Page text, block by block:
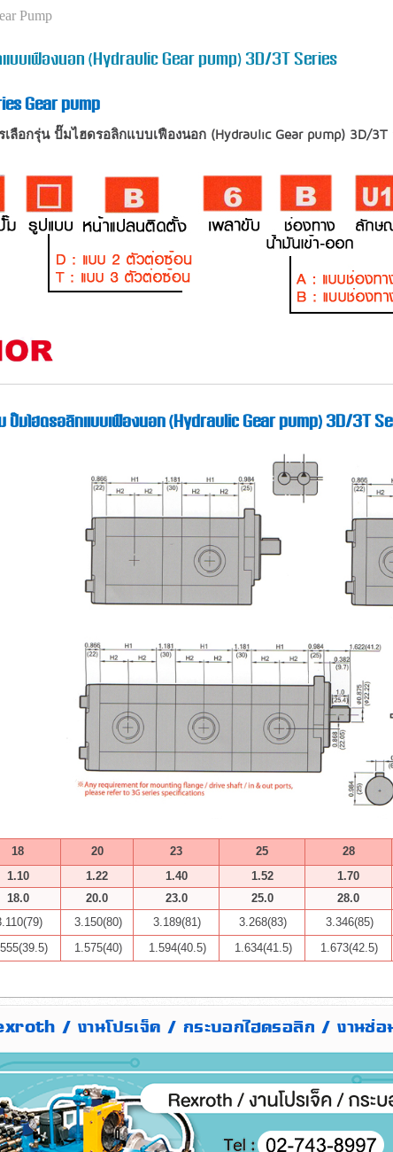
Pump
บบเฟืองนอก (Hydraulic Gear pump) 3D/3T Series
Gear pump
เลือกรุ่น ปั๊มไฮดรอลิกแบบเฟืองนอก (Hydraulic Gear pump) 3D/3T
ปั๊มไฮดรอลิกแบบเฟืองนอก (Hydraulic Gear pump) 3D/3T
18 20 23 25
28
1.10 1.22 1.40 1.52
1.70
18.0 20.0 23.0 25.0
28.0
3.150(80) 3.189(81) 3.268(83)
3.346(85)
1.575(40) 1.594(40.5) 1.634(41.5) 1.673(42.5)
/ งานโปรเจ็ค / กระบอกไฮดรอลิก / งานซ่อ